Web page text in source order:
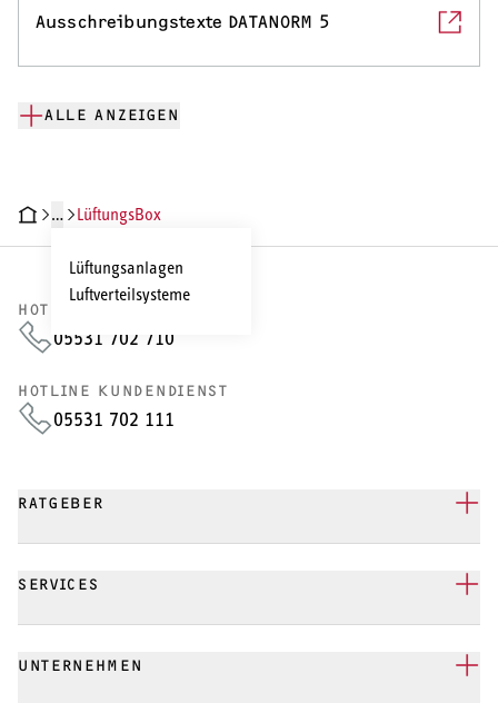
Ausschreibungstexte DATANORM 5
ALLE ANZEIGEN
DATENDOKUMENTE
…
Lüftungsanlagen
Luftverteilsysteme
LüftungsBox
HOTLINE VERTRIEB
05531 702 710
HOTLINE KUNDENDIENST
05531 702 111
RATGEBER
SERVICES
UNTERNEHMEN